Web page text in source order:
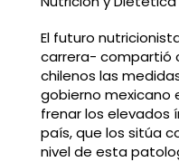
El futuro
carrera- compartió
chilenos las
gobierno mexicano
frenar los elevados
país, que los sitúa
nivel de esta